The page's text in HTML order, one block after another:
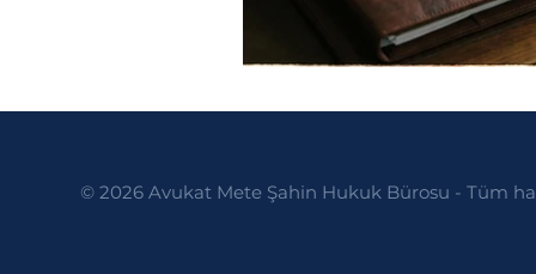
© 2026 Avukat Mete Şahin Hukuk Bürosu - Tüm